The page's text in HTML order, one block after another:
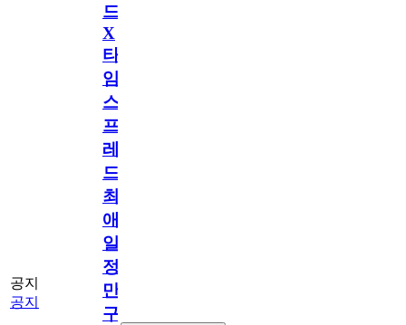
공지
공지
드
X
타
임
스
프
레
드]
최
애
일
정
만
구